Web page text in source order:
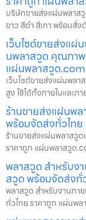
บริษัทขายส่งแผ่นพลาส
ขาว สีดำ สีเทา พร้อมสั่
เว็บไซต์ขายส่งแ
นพลาสวูด คุณภาพ
แผ่นพลาสวูด.com
เว็บไซต์ขายส่งแผ่นพล
สูง ใช้ได้ทั้งภายในและ
ร้านขายส่งแผ่นพ
พร้อมจัดส่งทั่วไท
ร้านขายส่งแผ่นพลาสวู
ราคาถูก แผ่นพลาสวูด
พลาสวูด สำหรับง
สวูด พร้อมจัดส่งทั่
พลาสวูด สำหรับงานภา
ทั่วไทย ราคาถูก แผ่นพ